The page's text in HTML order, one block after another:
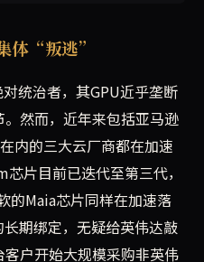
体“叛逃”
统治者，其GPU近乎垄断
然而，近年来包括亚马逊
内的三大云厂商都在加速
片目前已迭代至第三代，
的Maia芯片同样在加速落
期绑定，无疑给英伟达敲
户开始大规模采购非英伟